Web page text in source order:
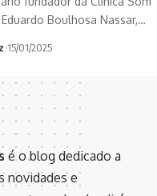
Boulhosa Nassar,…
15/01/2025
é o blog dedicado a
novidades e